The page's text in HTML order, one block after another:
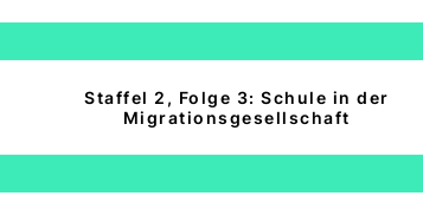
Staffel 2, Folge 3: Schule in der
Migrationsgesellschaft